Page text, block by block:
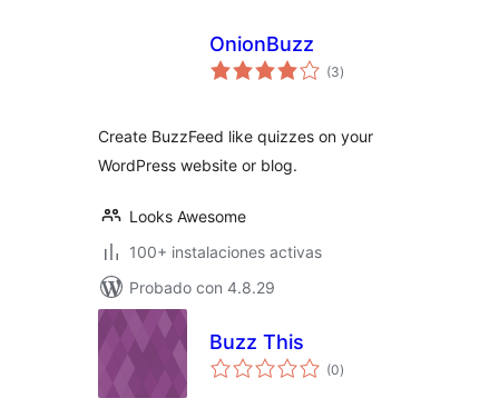
OnionBuzz
(3total
de
)
Create BuzzFeed like quizzes on your
WordPress website or blog.
Looks Awesome
100+ instalaciones activas
Probado con 4.8.29
Buzz This
(0total
de
)